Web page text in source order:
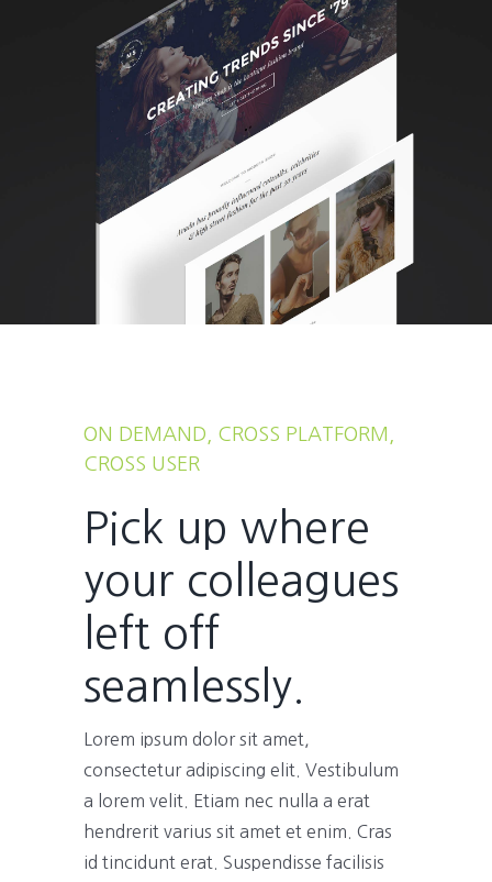
ON DEMAND, CROSS PLATFORM,
CROSS USER
Pick up where
your colleagues
left off
seamlessly.
Lorem ipsum dolor sit amet,
consectetur adipiscing elit. Vestibulum
a lorem velit. Etiam nec nulla a erat
hendrerit varius sit amet et enim. Cras
id tincidunt erat. Suspendisse facilisis